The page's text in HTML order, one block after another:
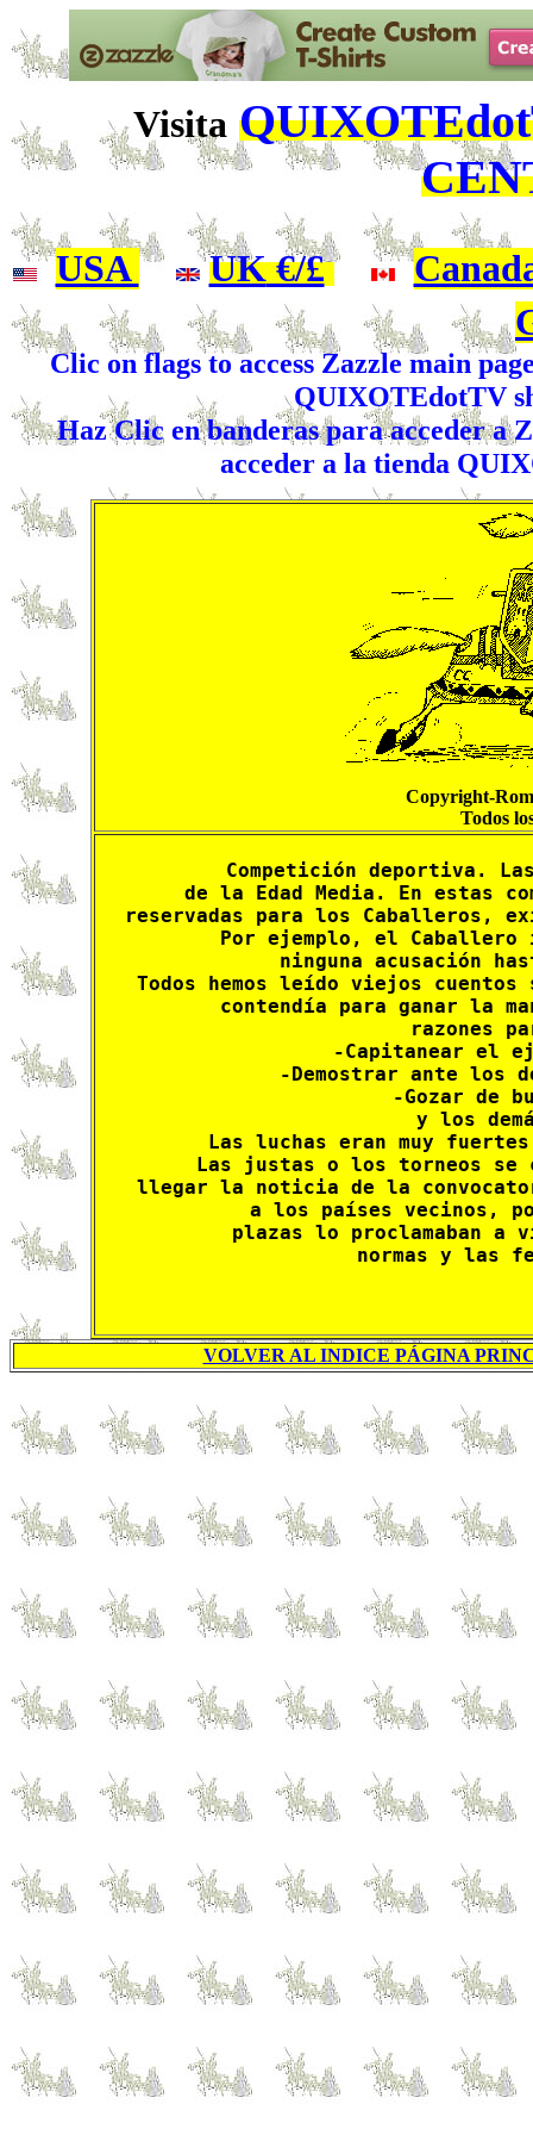
Visita
USA| UK€/£ |
Clic on flags to access Zazzle main
QUIXOTEdotTV
Haz Clic en banderas para acceder a
acceder a la tienda
Copyright-
Todos
Competición deportiva.
de la Edad Media. En estas
reservadas para los Caballeros,
Por ejemplo, el
ninguna acusación
Todos hemos leído viejos
contendía para ganar la
razones
-Capitanear el
-Demostrar ante los
-Gozar de
y los
Las luchas eran muy
Las justas o los torneos se
llegar la noticia de la
a los países vecinos,
plazas lo proclamaban a
normas y las
VOLVER AL INDICE PÁGINA